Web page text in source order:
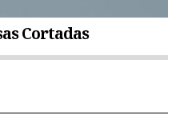
Cortadas